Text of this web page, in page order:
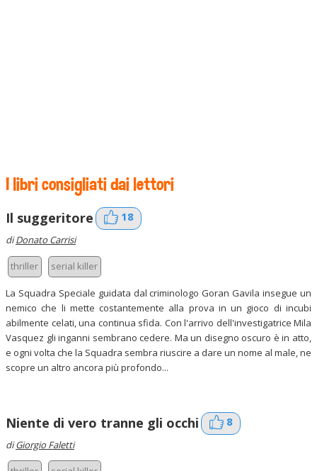
I libri consigliati dai lettori
Il suggeritore 18
diDonato Carrisi
thriller serial killer
La Squadra Speciale guidata dal criminologo Goran Gavila insegue un
nemico che li mette costantemente alla prova in un gioco di incubi
abilmente celati, una continua sfida. Con l'arrivo dell'investigatrice Mila
Vasquez gli inganni sembrano cedere. Ma un disegno oscuro è in atto,
e ogni volta che la Squadra sembra riuscire a dare un nome al male, ne
scopre un altro ancora più profondo...
Niente di vero tranne gli occhi 8
diGiorgio Faletti